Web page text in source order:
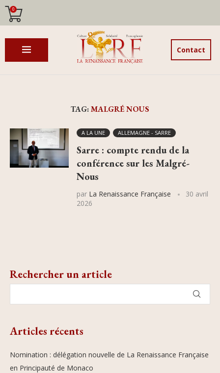
0
Contact
TAG:MALGRÉ NOUS
A LA UNE ALLEMAGNE - SARRE
Sarre : compte rendu de la
conférence sur les Malgré-
Nous
par La Renaissance Française
30 avril
2026
Rechercher un article
Articles récents
Nomination : délégation nouvelle de La Renaissance Française
en Principauté de Monaco